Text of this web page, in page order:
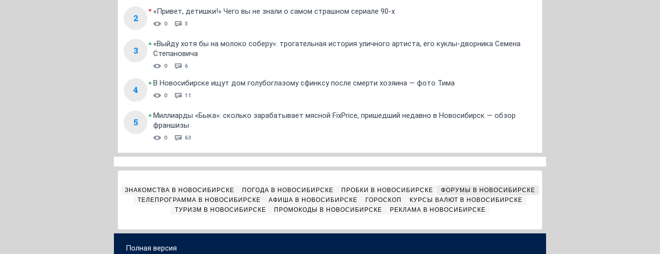
2
«Привет, детишки!» Чего вы не знали о самом страшном сериале 90-х
0 3
3
«Выйду хотя бы на молоко соберу»: трогательная история уличного артиста, его куклы-дворника Семена
Степановича
0 6
4
В Новосибирске ищут дом голубоглазому сфинксу после смерти хозяина — фото Тима
0 11
5
Миллиарды «Быка»: сколько зарабатывает мясной FixPrice, пришедший недавно в Новосибирск — обзор
франшизы
0 63
ЗНАКОМСТВА В НОВОСИБИРСКЕ ПОГОДА В НОВОСИБИРСКЕ ПРОБКИ В НОВОСИБИРСКЕ
ФОРУМЫ В НОВОСИБИРСКЕ
ТЕЛЕПРОГРАММА В НОВОСИБИРСКЕ
АФИША В НОВОСИБИРСКЕ ГОРОСКОП
КУРСЫ ВАЛЮТ В НОВОСИБИРСКЕ
ТУРИЗМ В НОВОСИБИРСКЕ
ПРОМОКОДЫ В НОВОСИБИРСКЕ РЕКЛАМА В НОВОСИБИРСКЕ
Полная версия